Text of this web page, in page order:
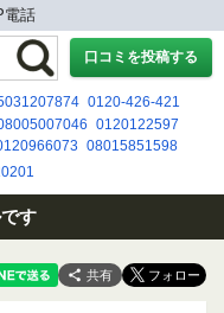
電話
口コミを投稿する
0120-426-421
0120122597
08015851598
626-072
407-072 090-6903-9531
す
共有